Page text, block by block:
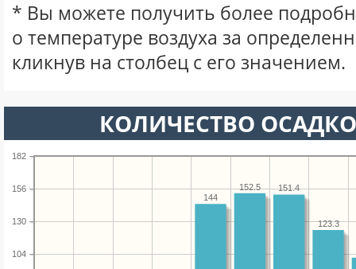
* Вы можете получить более
о температуре воздуха за
кликнув на столбец с его значением.
КОЛИЧЕСТВО
104
130
156
182
123.3
151.4
152.5
144